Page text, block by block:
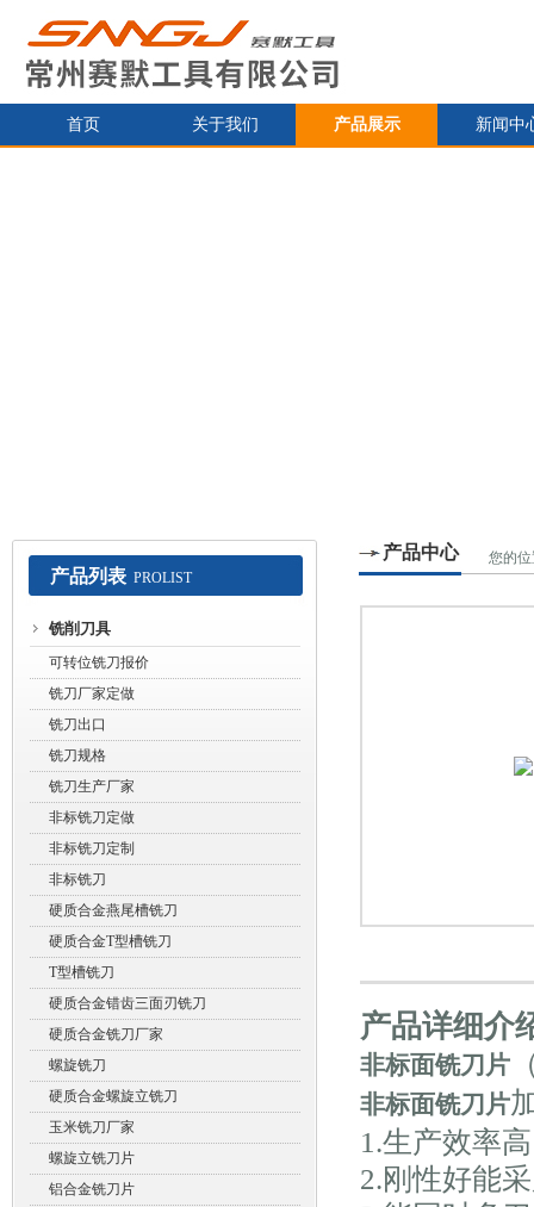
常州赛默工具有限公司
首页 关于我们 产品展示 新闻中
产品列表 PROLIST
铣削刀具
可转位铣刀报价
铣刀厂家定做
铣刀出口
铣刀规格
铣刀生产厂家
非标铣刀定做
非标铣刀定制
非标铣刀
硬质合金燕尾槽铣刀
硬质合金T型槽铣刀
T型槽铣刀
硬质合金错齿三面刃铣刀
硬质合金铣刀厂家
螺旋铣刀
硬质合金螺旋立铣刀
玉米铣刀厂家
螺旋立铣刀片
铝合金铣刀片
产品中心 您的
产品详细介
非标面铣刀片
非标面铣刀片
1.生产效率
2.刚性好能